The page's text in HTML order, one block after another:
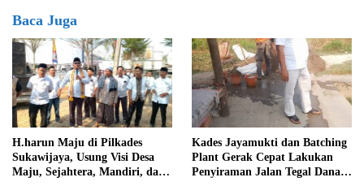
Baca Juga
H.harun Maju di Pilkades
Sukawijaya, Usung Visi Desa
Maju, Sejahtera, Mandiri, dan
Kades Jayamukti dan Batching
Plant Gerak Cepat Lakukan
Penyiraman Jalan Tegal Danas